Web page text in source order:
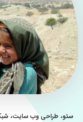
سئو، طراحی وب سایت،